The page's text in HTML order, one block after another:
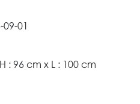
09-01
: 96 cm x L : 100 cm